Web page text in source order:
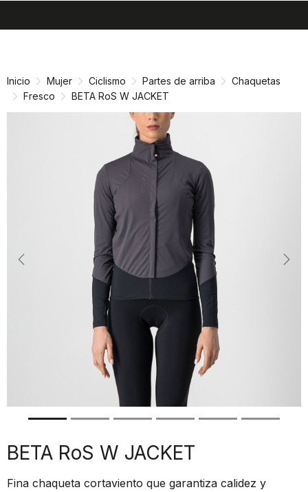
navegación
Inicio Mujer Ciclismo Partes de arriba
Chaquetas
Fresco
BETA RoS W JACKET
Previous
BETA RoS W JACKET
Fina chaqueta cortaviento que garantiza calidez y